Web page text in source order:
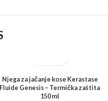
Njega za jačanje kose Kerastase
Fluide Genesis – Termička zaštita
150 ml